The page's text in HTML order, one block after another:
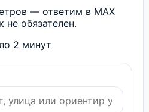
— ответим в MAX
не обязателен.
2 минут